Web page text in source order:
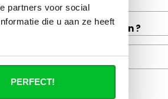
partners voor social
die u aan ze heeft
PERFECT!
la livraison de fret à
dans votre région ?
fréquentes